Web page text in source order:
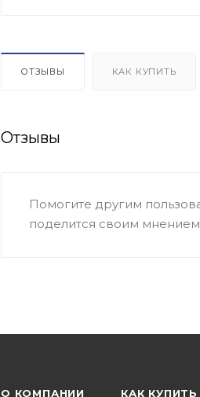
ОТЗЫВЫ КАК КУПИТЬ
Отзывы
Помогите другим
поделится своим
О КОМПАНИИ КАК КУПИТЬ